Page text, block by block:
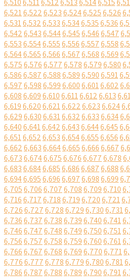
6,5106,5116,5126,5136,5146,515
6,5216,5226,5236,5246,5256,526
6,5316,5326,5336,5346,5356,536
6,5426,5436,5446,5456,5466,547
6,5536,5546,5556,5566,5576,558
6,5646,5656,5666,5676,5686,569
6,5756,5766,5776,5786,5796,580
6,5866,5876,5886,5896,5906,591
6,5976,5986,5996,6006,6016,602
6,6086,6096,6106,6116,6126,613
6,6196,6206,6216,6226,6236,624
6,6296,6306,6316,6326,6336,634
6,6406,6416,6426,6436,6446,645
6,6516,6526,6536,6546,6556,656
6,6626,6636,6646,6656,6666,667
6,6736,6746,6756,6766,6776,678
6,6836,6846,6856,6866,6876,688
6,6946,6956,6966,6976,6986,699
6,7056,7066,7076,7086,7096,710
6,7166,7176,7186,7196,7206,721
6,7266,7276,7286,7296,7306,731
6,7366,7376,7386,7396,7406,741
6,7466,7476,7486,7496,7506,751
6,7566,7576,7586,7596,7606,761
6,7666,7676,7686,7696,7706,771
6,7766,7776,7786,7796,7806,781
6,7866,7876,7886,7896,7906,791